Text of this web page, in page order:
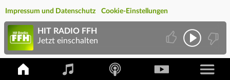
Impressum und Datenschutz Cookie-Einstellungen
HIT RADIO FFH
Jetzt einschalten